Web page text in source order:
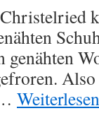
genähten